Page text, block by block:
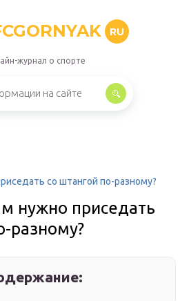
RU
журнал о спорте
со штангой по-разному?
нужно приседать
разному?